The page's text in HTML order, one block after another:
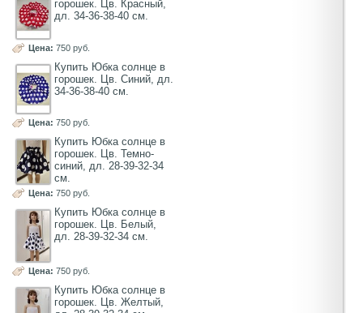
горошек. Цв. Красный,
дл. 34-36-38-40 см.
Цена: 750 руб.
Купить Юбка солнце в
горошек. Цв. Синий, дл.
34-36-38-40 см.
Цена: 750 руб.
Купить Юбка солнце в
горошек. Цв. Темно-
синий, дл. 28-39-32-34
см.
Цена: 750 руб.
Купить Юбка солнце в
горошек. Цв. Белый,
дл. 28-39-32-34 см.
Цена: 750 руб.
Купить Юбка солнце в
горошек. Цв. Желтый,